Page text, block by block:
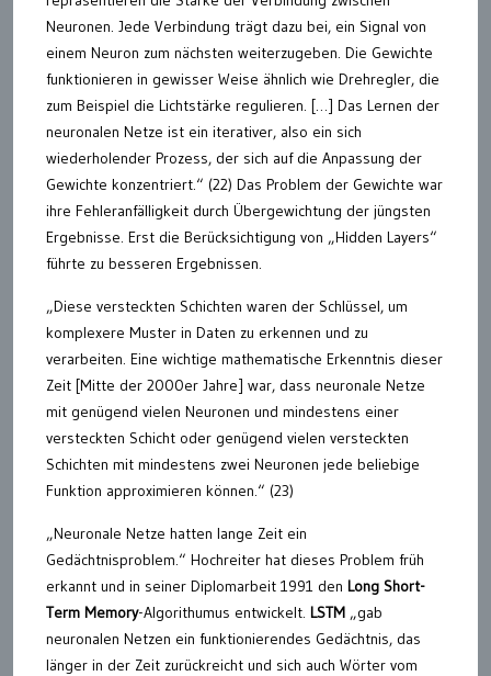
Neuronen. Jede Verbindung trägt dazu bei, ein Signal von
einem Neuron zum nächsten weiterzugeben. Die Gewichte
funktionieren in gewisser Weise ähnlich wie Drehregler, die
zum Beispiel die Lichtstärke regulieren. […] Das Lernen der
neuronalen Netze ist ein iterativer, also ein sich
wiederholender Prozess, der sich auf die Anpassung der
Gewichte konzentriert.“ (22) Das Problem der Gewichte war
ihre Fehleranfälligkeit durch Übergewichtung der jüngsten
Ergebnisse. Erst die Berücksichtigung von „Hidden Layers“
führte zu besseren Ergebnissen.
„Diese versteckten Schichten waren der Schlüssel, um
komplexere Muster in Daten zu erkennen und zu
verarbeiten. Eine wichtige mathematische Erkenntnis dieser
Zeit [Mitte der 2000er Jahre] war, dass neuronale Netze
mit genügend vielen Neuronen und mindestens einer
versteckten Schicht oder genügend vielen versteckten
Schichten mit mindestens zwei Neuronen jede beliebige
Funktion approximieren können.“ (23)
„Neuronale Netze hatten lange Zeit ein
Gedächtnisproblem.“ Hochreiter hat dieses Problem früh
erkannt und in seiner Diplomarbeit 1991 den Long Short-
Term Memory-Algorithumus entwickelt. LSTM „gab
neuronalen Netzen ein funktionierendes Gedächtnis, das
länger in der Zeit zurückreicht und sich auch Wörter vom